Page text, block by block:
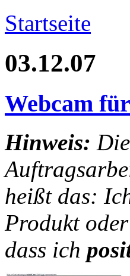
Startseite
03.12.07
Webcam
Hinweis:
heißt das:
Produkt
dass ich